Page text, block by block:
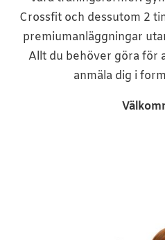
Crossfit och dessutom 2
premiumanläggningar
Allt du behöver göra för
anmäla dig i